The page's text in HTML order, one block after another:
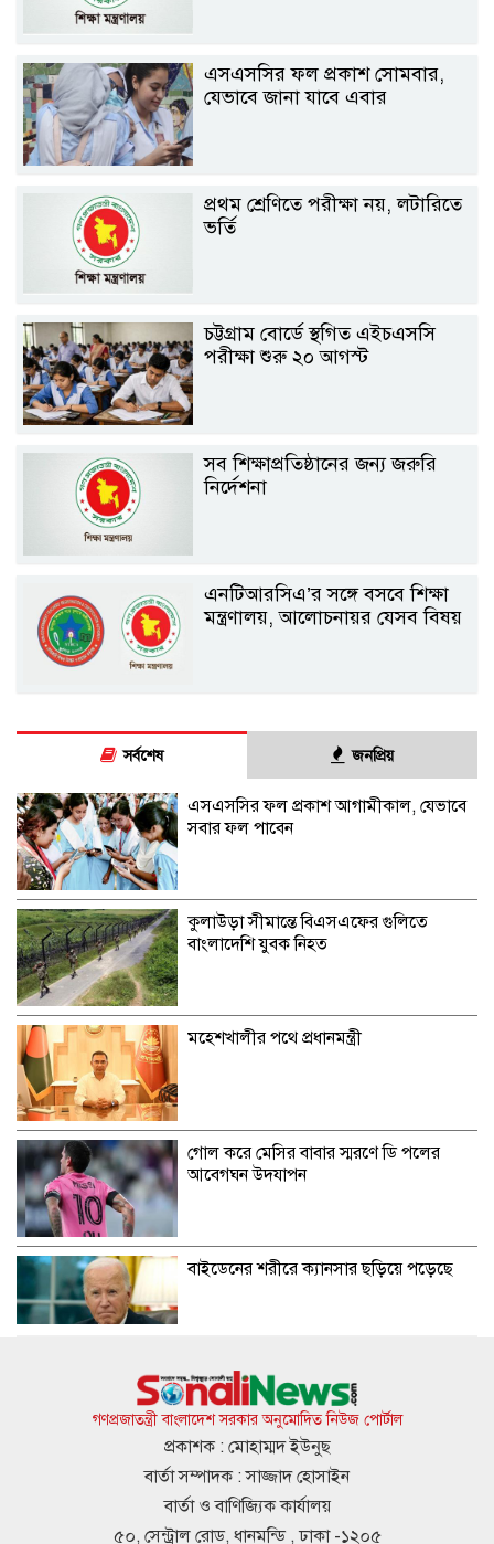
এসএসসির ফল প্রকাশ সোমবার,
যেভাবে জানা যাবে এবার
প্রথম শ্রেণিতে পরীক্ষা নয়, লটারিতে
ভর্তি
চট্টগ্রাম বোর্ডে স্থগিত এইচএসসি
পরীক্ষা শুরু ২০ আগস্ট
সব শিক্ষাপ্রতিষ্ঠানের জন্য জরুরি
নির্দেশনা
এনটিআরসিএ’র সঙ্গে বসবে শিক্ষা
মন্ত্রণালয়, আলোচনায়র যেসব বিষয়
সর্বশেষ জনপ্রিয়
এসএসসির ফল প্রকাশ আগামীকাল, যেভাবে
সবার ফল পাবেন
কুলাউড়া সীমান্তে বিএসএফের গুলিতে
বাংলাদেশি যুবক নিহত
মহেশখালীর পথে প্রধানমন্ত্রী
গোল করে মেসির বাবার স্মরণে ডি পলের
আবেগঘন উদযাপন
বাইডেনের শরীরে ক্যানসার ছড়িয়ে পড়েছে
ইসরায়েলের বিরুদ্ধে মুসলিম দেশগুলোকে
ঐক্যবদ্ধ হওয়ার আহ্বান পাকিস্তানের
দাম বাড়ানোর পর দেশে আজ সোনার ভরি
গণপ্রজাতন্ত্রী বাংলাদেশ সরকার অনুমোদিত নিউজ পোর্টাল
প্রকাশক : মোহাম্মদ ইউনুছ
বার্তা সম্পাদক : সাজ্জাদ হোসাইন
বার্তা ও বাণিজ্যিক কার্যালয়
৫০, সেন্ট্রাল রোড, ধানমন্ডি , ঢাকা -১২০৫